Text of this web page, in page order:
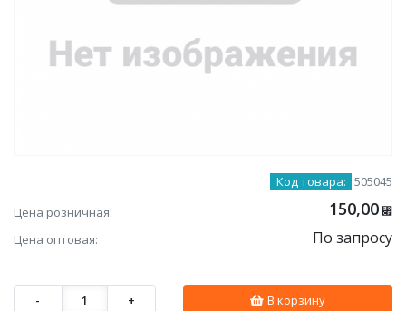
Код товара: 505045
Цена розничная:
150,00 ⃏
Цена оптовая: По запросу
- 1 + В корзину